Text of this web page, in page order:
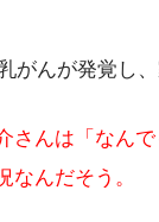
がんが発覚し
さんは「なん
なんだそう。